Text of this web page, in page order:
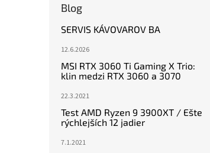
Blog
SERVIS KÁVOVAROV BA
12.6.2026
MSI RTX 3060 Ti Gaming X Trio:
klin medzi RTX 3060 a 3070
22.3.2021
Test AMD Ryzen 9 3900XT / Ešte
rýchlejších 12 jadier
7.1.2021